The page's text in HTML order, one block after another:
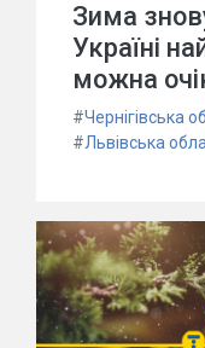
Зима
Україні
можна
#Чернігівська
#Львівська